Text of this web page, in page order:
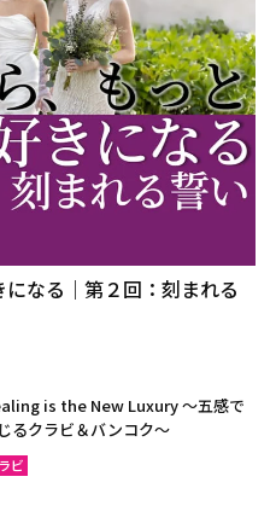
なる｜第２回：刻まれる
is the New Luxury ～五感で
るクラビ＆バンコク～
ビ